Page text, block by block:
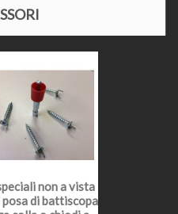
contattarci
mail per disponibilità e relativi
al corriere. Nel periodo di
natalizie l'affidamento della
slittare causa chiusura
o festività in essere.
si intende al metro lineare
e comprensivo di iva al
parte dei prodotti definiti
una sola cessione
deve essere assoggettato
possibile avere un iva
inserirlo nella detrazione
non a vista
posa di battiscopa